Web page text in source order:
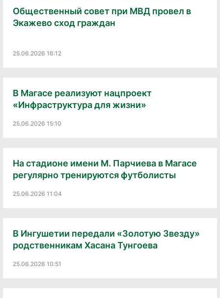
Общественный совет при МВД провел в
Экажево сход граждан
25.06.2026 16:12
В Магасе реализуют нацпроект
«Инфраструктура для жизни»
25.06.2026 15:10
На стадионе имени М. Парчиева в Магасе
регулярно тренируются футболисты
25.06.2026 11:04
В Ингушетии передали «Золотую Звезду»
родственникам Хасана Тунгоева
25.06.2026 10:51